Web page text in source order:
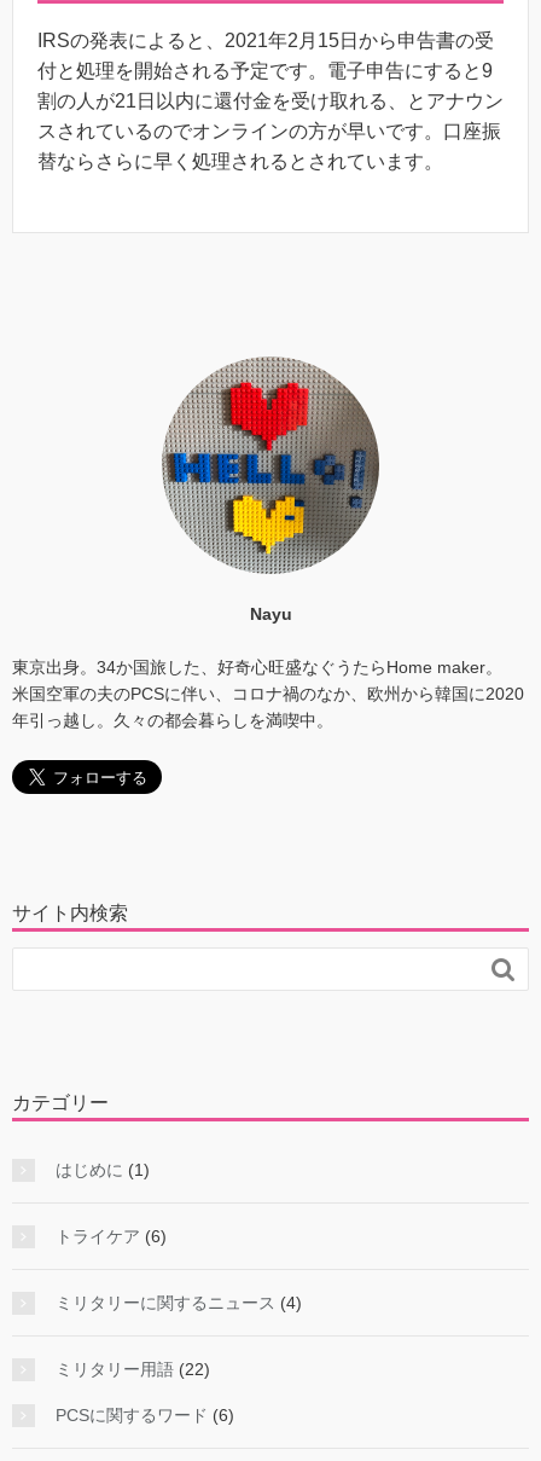
IRSの発表によると、2021年2月15日から申告書の受
付と処理を開始される予定です。電子申告にすると9
割の人が21日以内に還付金を受け取れる、とアナウン
スされているのでオンラインの方が早いです。口座振
替ならさらに早く処理されるとされています。
Nayu
東京出身。34か国旅した、好奇心旺盛なぐうたらHome maker。
米国空軍の夫のPCSに伴い、コロナ禍のなか、欧州から韓国に2020
年引っ越し。久々の都会暮らしを満喫中。
サイト内検索

カテゴリー
はじめに (1)
トライケア (6)
ミリタリーに関するニュース (4)
ミリタリー用語 (22)
PCSに関するワード (6)